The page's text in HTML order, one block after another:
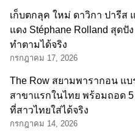
เก็บตกลุค ใหม่ ดาวิกา ปารีส
แดง Stéphane Rolland สุด
ทำตามได้จริง
กรกฎาคม 17, 2026
The Row สยามพารากอน แ
สาขาแรกในไทย พร้อมถอด
ที่สาวไทยใส่ได้จริง
กรกฎาคม 14, 2026